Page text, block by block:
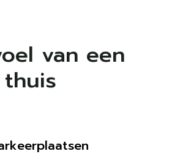
van een